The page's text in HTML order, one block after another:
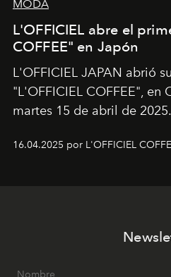
MODA
L'OFFICIEL abre el
COFFEE" en Japón
L'OFFICIEL JAPAN abrió
"L'OFFICIEL COFFEE", en
martes 15 de abril de 2025.
16.04.2025 por L'OFFICIEL